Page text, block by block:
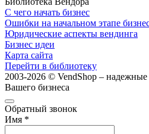
С чего начать бизнес
Ошибки на начальном этапе
Юридические аспекты вендинга
Бизнес идеи
Карта сайта
Перейти в библиотеку
2003-2026 © VendShop –
Вашего бизнеса
Обратный звонок
Имя *